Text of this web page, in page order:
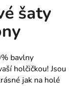
šaty
bavlny
holčičkou! Jsou
jak na holé